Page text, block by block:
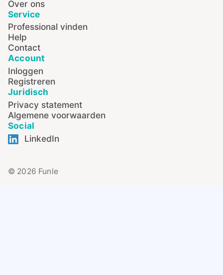
Over ons
Service
Professional vinden
Help
Contact
Account
Inloggen
Registreren
Juridisch
Privacy statement
Algemene voorwaarden
Social
LinkedIn
© 2026 Funle